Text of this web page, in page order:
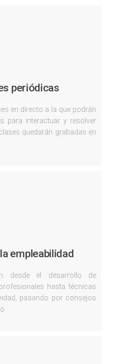
periódicas
en directo a la que podrán
para interactuar y resolver
quedarán grabadas en
empleabilidad
desde el desarrollo de
hasta técnicas
pasando por consejos